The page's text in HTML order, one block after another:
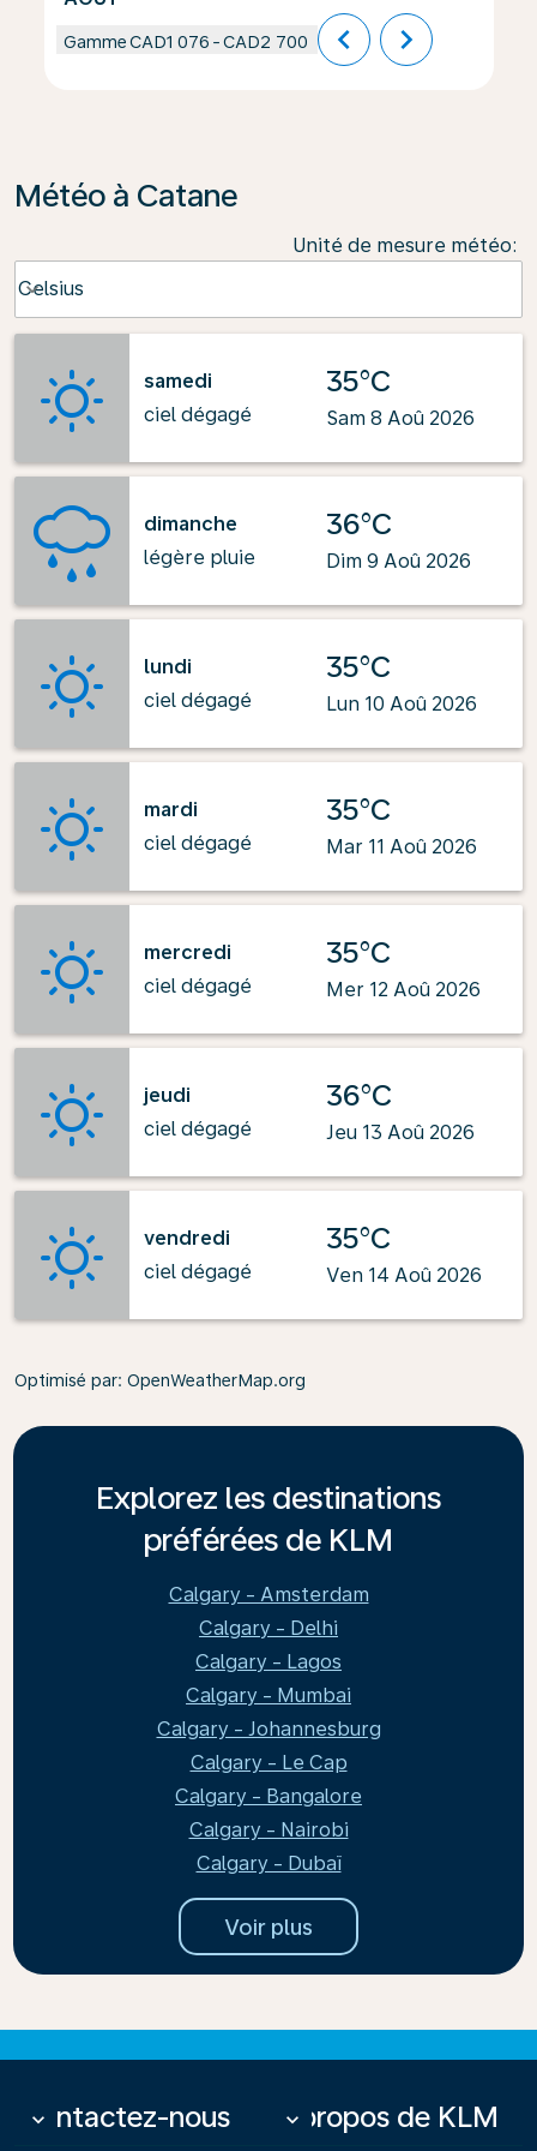
GammeCAD1 076 -CAD2 700 chevron_left chevron_right
Météo à Catane
Unité de mesure météo:
Celsius
keyboard_arrow_down
samedi
ciel dégagé
35°C
Sam 8 Aoû 2026
dimanche
légère pluie
36°C
Dim 9 Aoû 2026
lundi
ciel dégagé
35°C
Lun 10 Aoû 2026
mardi
ciel dégagé
35°C
Mar 11 Aoû 2026
mercredi
ciel dégagé
35°C
Mer 12 Aoû 2026
jeudi
ciel dégagé
36°C
Jeu 13 Aoû 2026
vendredi
ciel dégagé
35°C
Ven 14 Aoû 2026
Optimisé par: OpenWeatherMap.org
Explorez les destinations
préférées de KLM
Calgary - Amsterdam
Calgary - Delhi
Calgary - Lagos
Calgary - Mumbai
Calgary - Johannesburg
Calgary - Le Cap
Calgary - Bangalore
Calgary - Nairobi
Calgary - Dubaï
Voir plus
Contactez-nous
keyboard_arrow_down À propos de KLM
keyboard_arrow_down